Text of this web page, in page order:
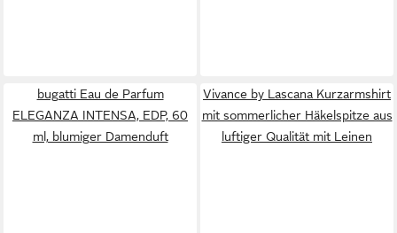
bugatti Eau de Parfum
ELEGANZA INTENSA, EDP, 60
ml, blumiger Damenduft
Vivance by Lascana Kurzarmshirt
mit sommerlicher Häkelspitze aus
luftiger Qualität mit Leinen